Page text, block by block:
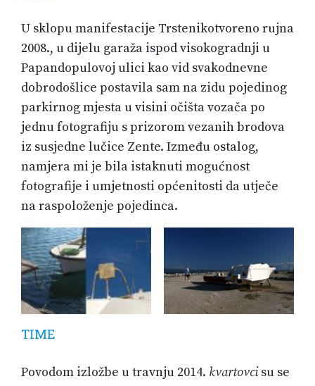
U sklopu manifestacije Trstenikotvoreno rujna
2008., u dijelu garaža ispod visokogradnji u
Papandopulovoj ulici kao vid svakodnevne
dobrodošlice postavila sam na zidu pojedinog
parkirnog mjesta u visini očišta vozača po
jednu fotografiju s prizorom vezanih brodova
iz susjedne lučice Zente. Između ostalog,
namjera mi je bila istaknuti mogućnost
fotografije i umjetnosti općenitosti da utječe
na raspoloženje pojedinca.
TIME
Povodom izložbe u travnju 2014. kvartovcisu se